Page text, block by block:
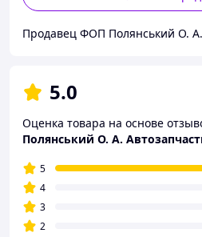
Продавец ФОП Полянський О. А.
5.0
Оценка товара на основе
Полянський О. А.
5
4
3
2